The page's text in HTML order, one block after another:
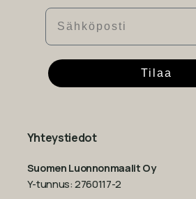
Sähköposti
Tilaa
Yhteystiedot
Suomen Luonnonmaalit Oy
Y-tunnus: 2760117-2